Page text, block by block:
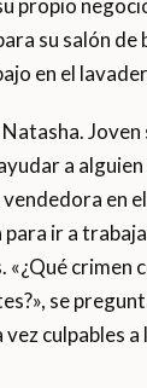
propio
su salón de
en el
a
en
ir a
«¿Qué crimen
se
culpables a